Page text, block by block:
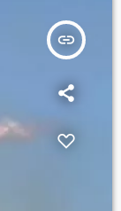
insert_link